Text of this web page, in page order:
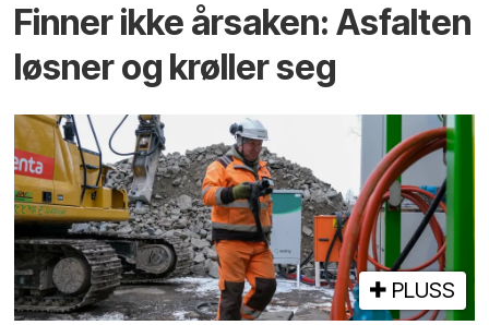
Finner ikke årsaken: Asfalten
løsner og krøller seg
PLUSS